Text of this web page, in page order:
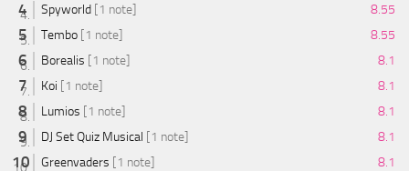
Spyworld [1 note]
8.55
Tembo [1 note]
8.55
Borealis [1 note]
8.1
Koi [1 note]
8.1
Lumios [1 note]
8.1
DJ Set Quiz Musical [1 note]
8.1
Greenvaders [1 note]
8.1